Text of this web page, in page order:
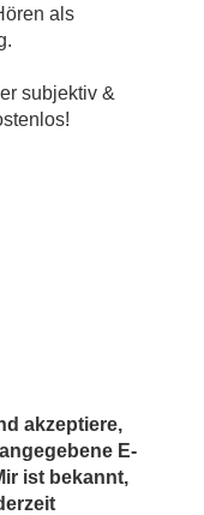
als
subjektiv &
akzeptiere,
E-
ist bekannt,